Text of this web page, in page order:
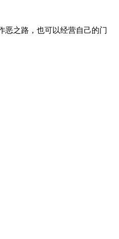
恶之路，也可以经营自己的门